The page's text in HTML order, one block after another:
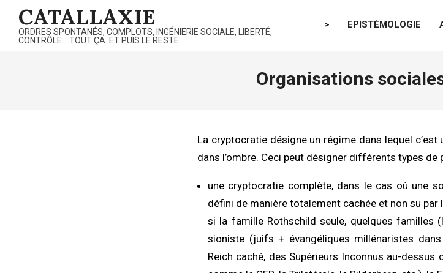
content
CATALLAXIE
ORDRES SPONTANÉS, COMPLOTS, INGÉNIERIE SOCIALE, LIBERTÉ,
CONTRÔLE… TOUT ÇA. ET PUIS LE RESTE.
> EPISTÉMOLOGIE
Organisations
La cryptocratie désigne un régime dans lequel
dans l’ombre. Ceci peut désigner différents types de
une cryptocratie complète, dans le cas où une
défini de manière totalement cachée et non su par
si la famille Rothschild seule, quelques familles
sioniste (juifs + évangéliques millénaristes
Reich caché, des Supérieurs Inconnus au-